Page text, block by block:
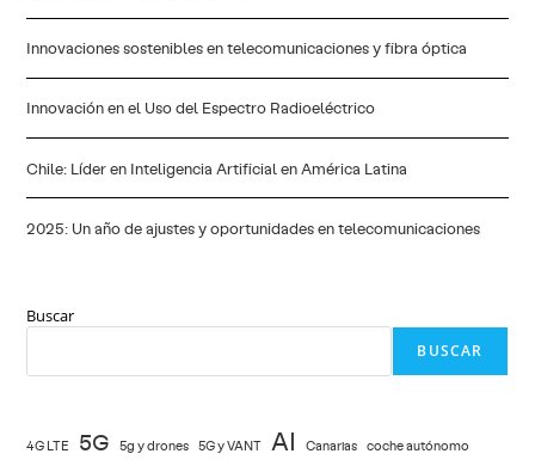
Innovaciones sostenibles en telecomunicaciones y fibra óptica
Innovación en el Uso del Espectro Radioeléctrico
Chile: Líder en Inteligencia Artificial en América Latina
2025: Un año de ajustes y oportunidades en telecomunicaciones
Buscar
BUSCAR
4G LTE 5G 5g y drones 5G y VANT AI Canarias coche autónomo